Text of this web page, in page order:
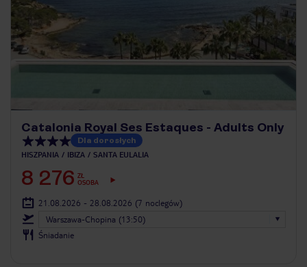
Catalonia Royal Ses Estaques - Adults Only
Dla dorosłych
HISZPANIA IBIZA SANTA EULALIA
8 276 ZŁ
OSOBA
21.08.2026 - 28.08.2026 (7 noclegów)
Warszawa-Chopina (13:50)
Śniadanie